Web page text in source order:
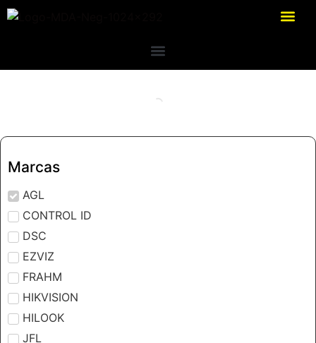
Marcas
AGL
CONTROL ID
DSC
EZVIZ
FRAHM
HIKVISION
HILOOK
JFL